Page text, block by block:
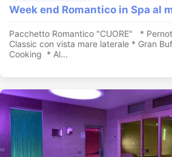
Week end Romantico in Spa al
Pacchetto Romantico "CUORE" *
Classic con vista mare laterale * Gran
Cooking * Al...